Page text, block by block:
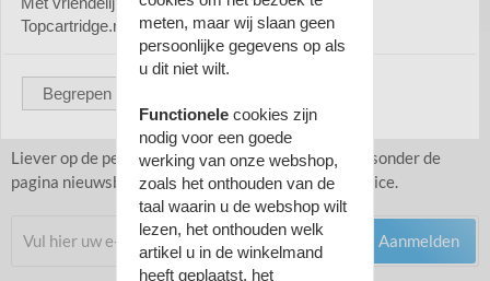
Blijf op de hoogte met onze algemene
nieuwsbrief en ontvang af en toe leuke
kortingen en acties.
Liever op de persoonlijke nieuwsbrief lijst? Zie linksonder de
pagina nieuwsbrieven onder het kopje Klantenservice.
Aanmelden
Topcartridge.nl
Begrepen
meten, maar wij slaan geen
persoonlijke gegevens op als
u dit niet wilt.
Functionele cookies zijn
nodig voor een goede
werking van onze webshop,
zoals het onthouden van de
taal waarin u de webshop wilt
lezen, het onthouden welk
artikel u in de winkelmand
heeft geplaatst, het